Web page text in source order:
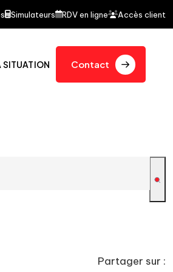
dans le journal quotidien Le
Simulateurs RDV en ligne Accès client
SITUATION Contact
Partager sur :